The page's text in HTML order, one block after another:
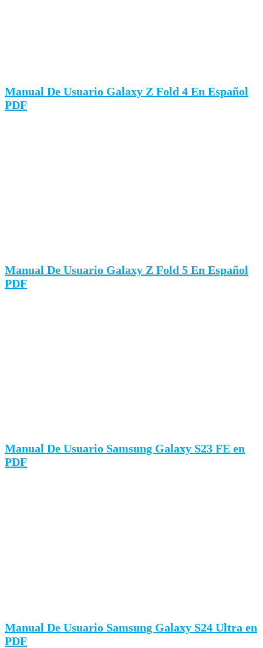
Manual De Usuario Galaxy Z Fold 4 En Español
PDF
Manual De Usuario Galaxy Z Fold 5 En Español
PDF
Manual De Usuario Samsung Galaxy S23 FE en
PDF
Manual De Usuario Samsung Galaxy S24 Ultra en
PDF